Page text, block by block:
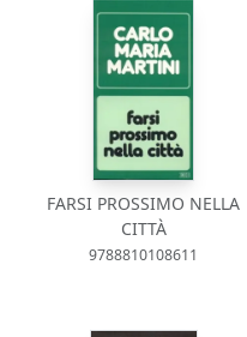
FARSI PROSSIMO NELLA
CITTÀ
9788810108611